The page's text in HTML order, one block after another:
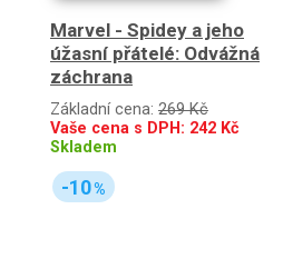
Marvel - Spidey a jeho
úžasní přátelé: Odvážná
záchrana
Základní cena: 269 Kč
Vaše cena s DPH: 242 Kč
Skladem
-10%